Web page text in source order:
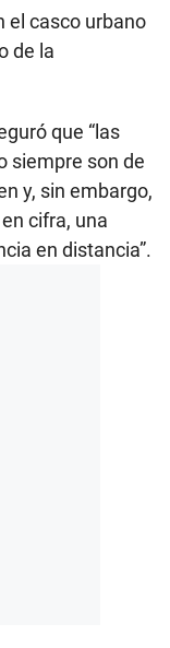
el casco urbano
de la
que “las
siempre son de
y, sin embargo,
cifra, una
en distancia”.